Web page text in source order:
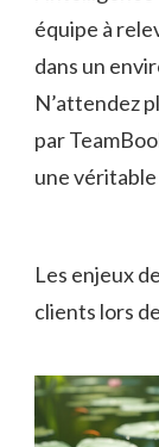
équipe à
dans un
N’attendez
par
une
Les enjeux
clients lors